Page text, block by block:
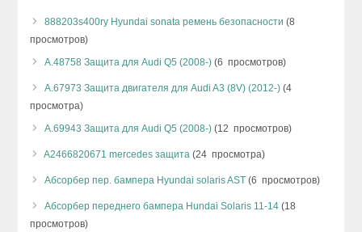
888203s400ry Hyundai sonata ремень безопасности (8
просмотров)
А.48758 Защита для Audi Q5 (2008-) (6 просмотров)
А.67973 Защита двигателя для Audi A3 (8V) (2012-) (4
просмотра)
А.69943 Защита для Audi Q5 (2008-) (12 просмотров)
A2466820671 mercedes защита (24 просмотра)
Абсорбер пер. бампера Hyundai solaris AST (6 просмотров)
Абсорбер переднего бампера Hundai Solaris 11-14 (18
просмотров)